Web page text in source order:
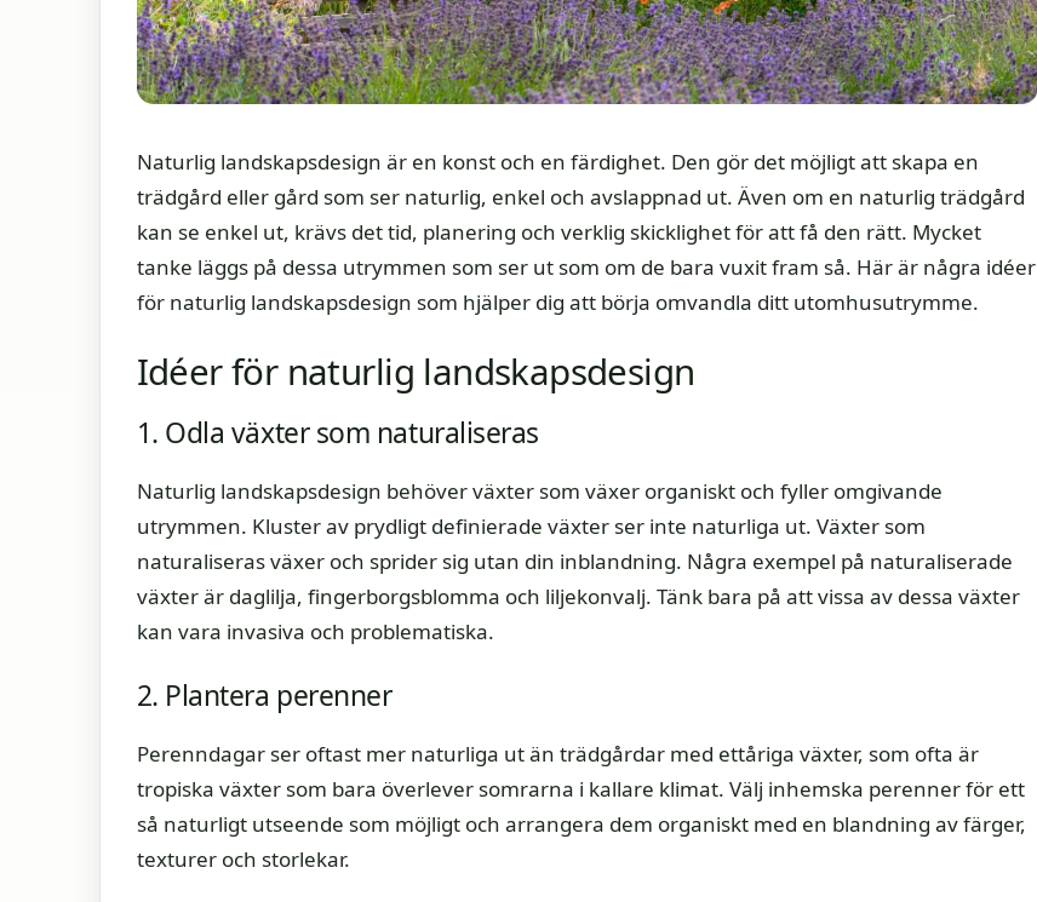
Naturlig landskapsdesign är en konst och en färdighet. Den gör det möjligt att skapa en
trädgård eller gård som ser naturlig, enkel och avslappnad ut. Även om en naturlig trädgård
kan se enkel ut, krävs det tid, planering och verklig skicklighet för att få den rätt. Mycket
tanke läggs på dessa utrymmen som ser ut som om de bara vuxit fram så. Här är några idéer
för naturlig landskapsdesign som hjälper dig att börja omvandla ditt utomhusutrymme.
Idéer för naturlig landskapsdesign
1. Odla växter som naturaliseras
Naturlig landskapsdesign behöver växter som växer organiskt och fyller omgivande
utrymmen. Kluster av prydligt definierade växter ser inte naturliga ut. Växter som
naturaliseras växer och sprider sig utan din inblandning. Några exempel på naturaliserade
växter är daglilja, fingerborgsblomma och liljekonvalj. Tänk bara på att vissa av dessa växter
kan vara invasiva och problematiska.
2. Plantera perenner
Perenndagar ser oftast mer naturliga ut än trädgårdar med ettåriga växter, som ofta är
tropiska växter som bara överlever somrarna i kallare klimat. Välj inhemska perenner för ett
så naturligt utseende som möjligt och arrangera dem organiskt med en blandning av färger,
texturer och storlekar.